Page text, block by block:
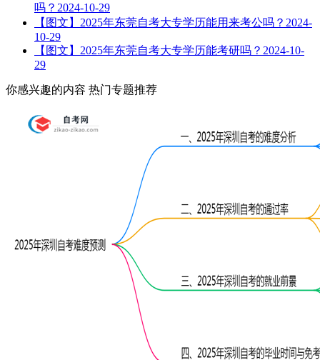
吗？ 2024-10-29
【图文】2025年东莞自考大专学历能用来考公吗？ 2024-
10-29
【图文】2025年东莞自考大专学历能考研吗？ 2024-10-
29
你感兴趣的内容 热门专题推荐